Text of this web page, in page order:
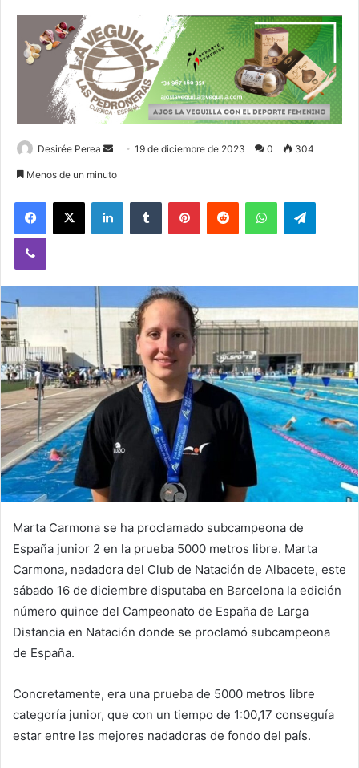
Desirée Perea
m
a
19 de diciembre de 2023 0 304
Menos de un minuto
Marta Carmona se ha proclamado subcampeona de
España junior 2 en la prueba 5000 metros libre. Marta
Carmona, nadadora del Club de Natación de Albacete, este
sábado 16 de diciembre disputaba en Barcelona la edición
número quince del Campeonato de España de Larga
Distancia en Natación donde se proclamó subcampeona
de España.
Concretamente, era una prueba de 5000 metros libre
categoría junior, que con un tiempo de 1:00,17 conseguía
estar entre las mejores nadadoras de fondo del país.